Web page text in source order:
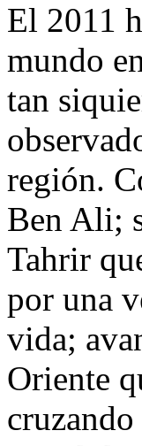
El 2011
mundo
tan
región.
Ben Ali;
Tahrir
por una
vida;
Oriente